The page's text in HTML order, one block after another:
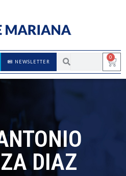
0
NEWSLETTER
DIAZ